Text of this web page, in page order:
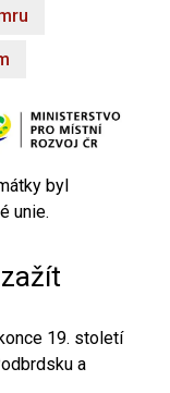
byl
unie.
19. století
a